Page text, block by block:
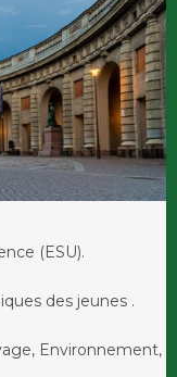
(ESU).
des jeunes .
Environnement,